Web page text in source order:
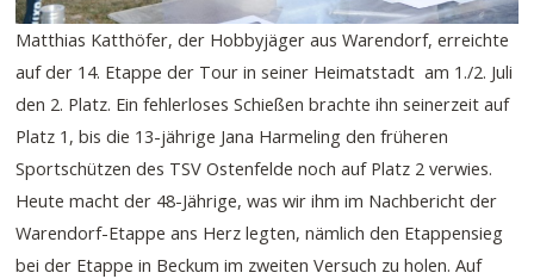
Matthias Katthöfer, der Hobbyjäger aus Warendorf, erreichte
auf der 14. Etappe der Tour in seiner Heimatstadt am 1./2. Juli
den 2. Platz. Ein fehlerloses Schießen brachte ihn seinerzeit auf
Platz 1, bis die 13-jährige Jana Harmeling den früheren
Sportschützen des TSV Ostenfelde noch auf Platz 2 verwies.
Heute macht der 48-Jährige, was wir ihm im Nachbericht der
Warendorf-Etappe ans Herz legten, nämlich den Etappensieg
bei der Etappe in Beckum im zweiten Versuch zu holen. Auf